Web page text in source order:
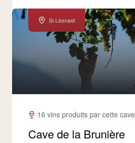
St-Léonard
16 vins produits par cette cave
Cave de la Brunière